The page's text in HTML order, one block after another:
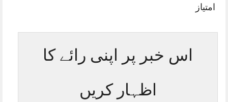
امتیاز
اس خبر پر اپنی رائے کا
اظہار کریں